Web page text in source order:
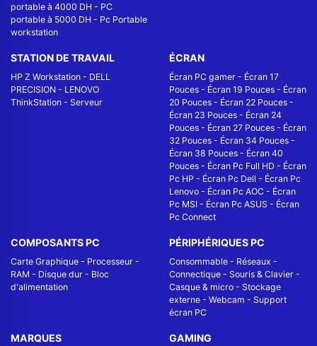
portable à 4000 DH - PC
portable à 5000 DH - Pc Portable
workstation
STATION DE TRAVAIL
HP Z Workstation - DELL
PRECISION - LENOVO
ThinkStation - Serveur
ÉCRAN
Écran PC gamer - Écran 17
Pouces - Écran 19 Pouces - Écran
20 Pouces - Écran 22 Pouces -
Écran 23 Pouces - Écran 24
Pouces - Écran 27 Pouces - Écran
32 Pouces - Écran 34 Pouces -
Écran 38 Pouces - Écran 40
Pouces - Écran Pc Full HD - Écran
Pc HP - Écran Pc Dell - Écran Pc
Lenovo - Écran Pc AOC - Écran
Pc MSI - Écran Pc ASUS - Écran
Pc Connect
COMPOSANTS PC
Carte Graphique - Processeur -
RAM - Disque dur - Bloc
d'alimentation
PÉRIPHÉRIQUES PC
Consommable - Réseaux -
Connectique - Souris & Clavier -
Casque & micro - Stockage
externe - Webcam - Support
écran PC
MARQUES GAMING